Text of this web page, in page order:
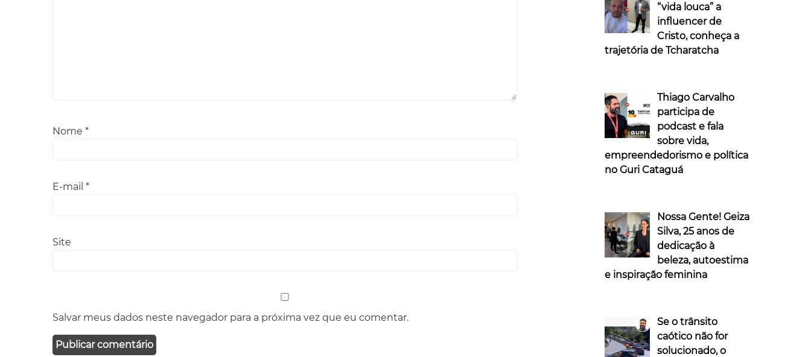
Nome *
E-mail *
Site
Salvar meus dados neste navegador para a próxima vez que eu comentar.
“vida louca” a
influencer de
Cristo, conheça a
trajetória de Tcharatcha
Thiago Carvalho
participa de
podcast e fala
sobre vida,
empreendedorismo e política
no Guri Cataguá
Nossa Gente! Geiza
Silva, 25 anos de
dedicação à
beleza, autoestima
e inspiração feminina
Se o trânsito
caótico não for
solucionado, o